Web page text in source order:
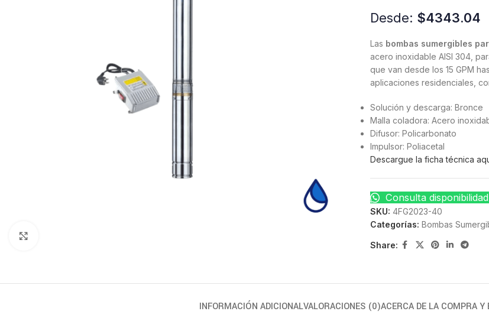
Desde: $4343.04
Las bombas sumergibles
acero inoxidable AISI 304,
que van desde los 15 GPM
aplicaciones residenciales,
Solución y descarga: Bronce
Malla coladora: Acero
Difusor: Policarbonato
Impulsor: Poliacetal
Descargue la ficha técnica
Consulta
SKU: 4FG2023-40
Categorías: Bombas
Share:
INFORMACIÓN ADICIONALVALORACIONES (0)ACERCA DE LA COMPRA Y